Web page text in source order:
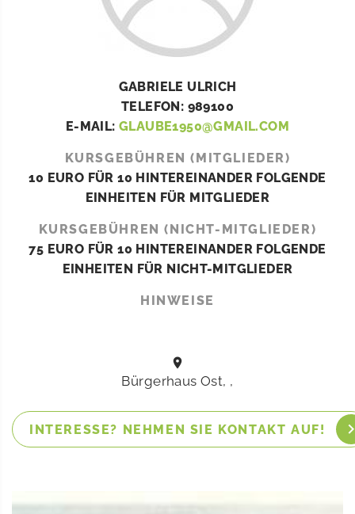
GABRIELE ULRICH
TELEFON: 989100
E-MAIL:GLAUBE1950@GMAIL.COM
KURSGEBÜHREN (MITGLIEDER)
10 EURO FÜR 10 HINTEREINANDER FOLGENDE
EINHEITEN FÜR MITGLIEDER
KURSGEBÜHREN (NICHT-MITGLIEDER)
75 EURO FÜR 10 HINTEREINANDER FOLGENDE
EINHEITEN FÜR NICHT-MITGLIEDER
HINWEISE
Bürgerhaus Ost, ,
INTERESSE? NEHMEN SIE KONTAKT AUF!